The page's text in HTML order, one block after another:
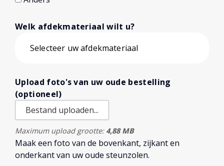
Welk afdekmateriaal wilt u?
Upload foto's van uw oude bestelling
(optioneel)
Bestand uploaden...
Maximum upload grootte: 4,88 MB
Maak een foto van de bovenkant, zijkant en
onderkant van uw oude steunzolen.